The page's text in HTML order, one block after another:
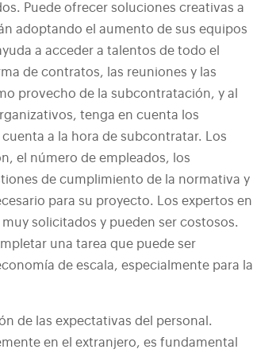
Puede ofrecer soluciones creativas a
adoptando el aumento de sus equipos
a acceder a talentos de todo el
de contratos, las reuniones y las
provecho de la subcontratación, y al
tenga en cuenta los
a la hora de subcontratar. Los
el número de empleados, los
de cumplimiento de la normativa y
para su proyecto. Los expertos en
solicitados y pueden ser costosos.
una tarea que puede ser
de escala, especialmente para la
de las expectativas del personal.
en el extranjero, es fundamental